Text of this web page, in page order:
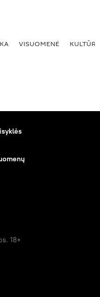
VISUOMENĖ KULTŪRA
18+